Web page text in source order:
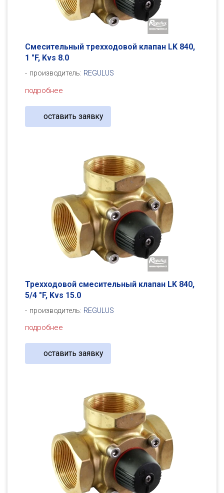
Смесительный трехходовой клапан LK 840,
1 "F, Kvs 8.0
производитель: REGULUS
подробнее
оставить заявку
Трехходовой смесительный клапан LK 840,
5/4 "F, Kvs 15.0
производитель: REGULUS
подробнее
оставить заявку